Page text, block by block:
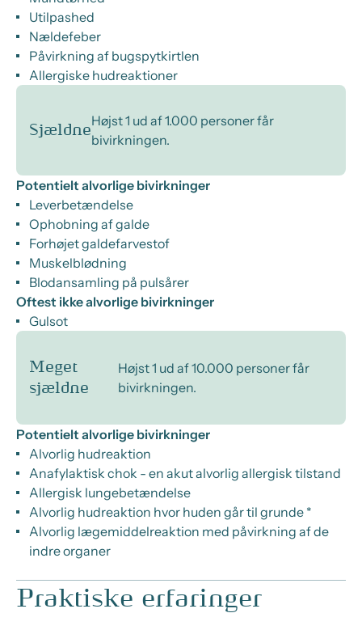
Utilpashed
Nældefeber
Påvirkning af bugspytkirtlen
Allergiske hudreaktioner
Sjældne
Højst 1 ud af 1.000 personer får
bivirkningen.
Potentielt alvorlige bivirkninger
Leverbetændelse
Ophobning af galde
Forhøjet galdefarvestof
Muskelblødning
Blodansamling på pulsårer
Oftest ikke alvorlige bivirkninger
Gulsot
Meget
sjældne
Højst 1 ud af 10.000 personer får
bivirkningen.
Potentielt alvorlige bivirkninger
Alvorlig hudreaktion
Anafylaktisk chok - en akut alvorlig allergisk tilstand
Allergisk lungebetændelse
Alvorlig hudreaktion hvor huden går til grunde *
Alvorlig lægemiddelreaktion med påvirkning af de
indre organer
Praktiske erfaringer